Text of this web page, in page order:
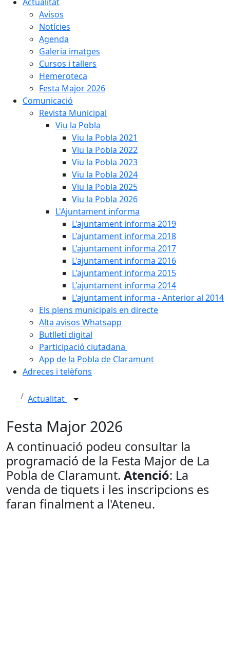
Avisos
Notícies
Agenda
Galeria imatges
Cursos i tallers
Hemeroteca
Festa Major 2026
Comunicació
Revista Municipal
Viu la Pobla
Viu la Pobla 2021
Viu la Pobla 2022
Viu la Pobla 2023
Viu la Pobla 2024
Viu la Pobla 2025
Viu la Pobla 2026
L'Ajuntament informa
L'ajuntament informa 2019
L'ajuntament informa 2018
L'ajuntament informa 2017
L'ajuntament informa 2016
L'ajuntament informa 2015
L'ajuntament informa 2014
L'ajuntament informa - Anterior al 2014
Els plens municipals en directe
Alta avisos Whatsapp
Butlletí digital
Participació ciutadana
App de la Pobla de Claramunt
Adreces i telèfons
Actualitat
Festa Major 2026
A continuació podeu consultar la
programació de la Festa Major de La
Pobla de Claramunt. Atenció: La
venda de tiquets i les inscripcions es
faran finalment a l'Ateneu.